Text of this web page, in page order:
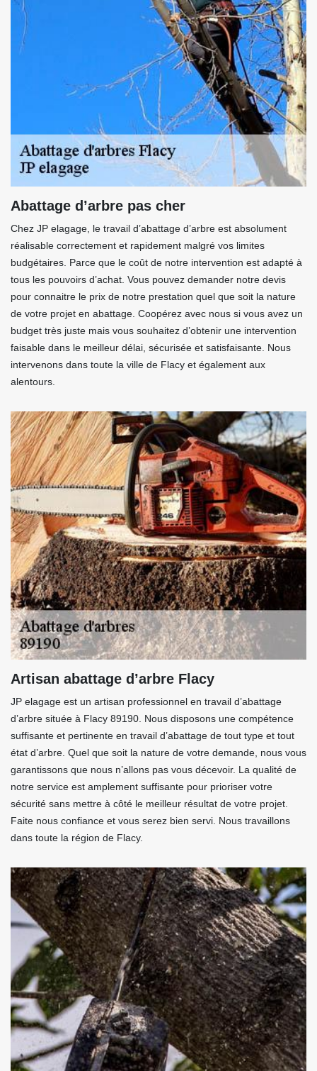
Abattage d’arbre pas cher
Chez JP elagage, le travail d’abattage d’arbre est absolument
réalisable correctement et rapidement malgré vos limites
budgétaires. Parce que le coût de notre intervention est adapté à
tous les pouvoirs d’achat. Vous pouvez demander notre devis
pour connaitre le prix de notre prestation quel que soit la nature
de votre projet en abattage. Coopérez avec nous si vous avez un
budget très juste mais vous souhaitez d’obtenir une intervention
faisable dans le meilleur délai, sécurisée et satisfaisante. Nous
intervenons dans toute la ville de Flacy et également aux
alentours.
Artisan abattage d’arbre Flacy
JP elagage est un artisan professionnel en travail d’abattage
d’arbre située à Flacy 89190. Nous disposons une compétence
suffisante et pertinente en travail d’abattage de tout type et tout
état d’arbre. Quel que soit la nature de votre demande, nous vous
garantissons que nous n’allons pas vous décevoir. La qualité de
notre service est amplement suffisante pour prioriser votre
sécurité sans mettre à côté le meilleur résultat de votre projet.
Faite nous confiance et vous serez bien servi. Nous travaillons
dans toute la région de Flacy.